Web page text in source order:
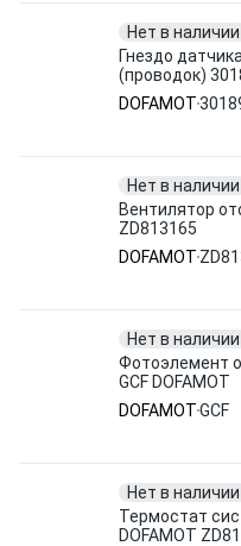
Нет в наличии
Гнездо
(проводок)
DOFAMOT
Нет в наличии
Вентилятор
ZD813165
DOFAMOT
Нет в наличии
Фотоэлемент
GCF DOFAMOT
DOFAMOTGCF
Нет в наличии
Термостат
DOFAMOT